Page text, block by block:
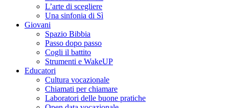
L’arte di scegliere
Una sinfonia di Sì
Giovani
Spazio Bibbia
Passo dopo passo
Cogli il battito
Strumenti e WakeUP
Educatori
Cultura vocazionale
Chiamati per chiamare
Laboratori delle buone pratiche